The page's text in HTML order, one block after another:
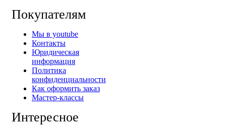
Покупателям
Мы в youtube
Контакты
Юридическая
информация
Политика
конфиденциальности
Как оформить заказ
Мастер-классы
Интересное